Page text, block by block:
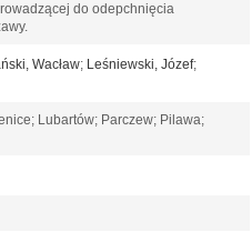
do odepchnięcia
Wacław; Leśniewski, Józef;
Lubartów; Parczew; Pilawa;